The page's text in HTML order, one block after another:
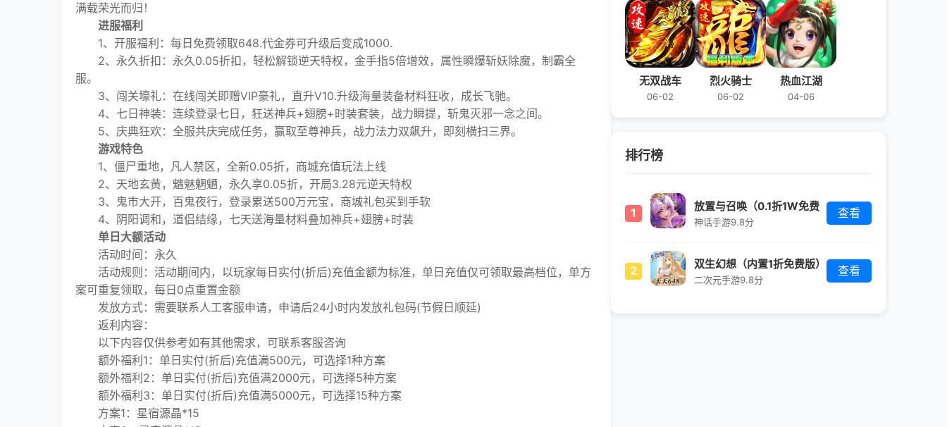
满载荣光而归！
进服福利
1、开服福利：每日免费领取648.代金券可升级后变成1000.
2、永久折扣：永久0.05折扣，轻松解锁逆天特权，金手指5倍增效，属性瞬爆斩妖除魔，制霸全
服。
3、闯关壕礼：在线闯关即赠VIP豪礼，直升V10.升级海量装备材料狂收，成长飞驰。
4、七日神装：连续登录七日，狂送神兵+翅膀+时装套装，战力瞬提，斩鬼灭邪一念之间。
5、庆典狂欢：全服共庆完成任务，赢取至尊神兵，战力法力双飙升，即刻横扫三界。
游戏特色
1、僵尸重地，凡人禁区，全新0.05折，商城充值玩法上线
2、天地玄黄，魑魅魍魉，永久享0.05折，开局3.28元逆天特权
3、鬼市大开，百鬼夜行，登录累送500万元宝，商城礼包买到手软
4、阴阳调和，道侣结缘，七天送海量材料叠加神兵+翅膀+时装
单日大额活动
活动时间：永久
活动规则：活动期间内，以玩家每日实付(折后)充值金额为标准，单日充值仅可领取最高档位，单方
案可重复领取，每日0点重置金额
发放方式：需要联系人工客服申请，申请后24小时内发放礼包码(节假日顺延)
返利内容：
以下内容仅供参考如有其他需求，可联系客服咨询
额外福利1：单日实付(折后)充值满500元，可选择1种方案
额外福利2：单日实付(折后)充值满2000元，可选择5种方案
额外福利3：单日实付(折后)充值满5000元，可选择15种方案
方案1：星宿源晶*15
无双战车
06-02
烈火骑士
06-02
热血江湖
04-06
排行榜
1
放置与召唤（0.1折1W免费
版）
神话手游9.8分
查看
2 双生幻想（内置1折免费版）
二次元手游9.8分
查看